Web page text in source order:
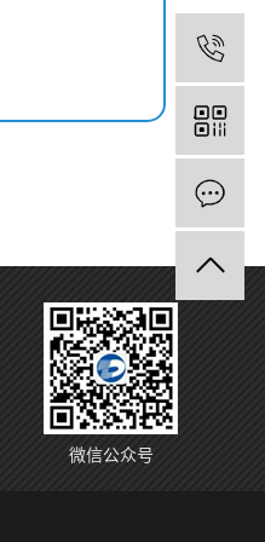
微信公众号